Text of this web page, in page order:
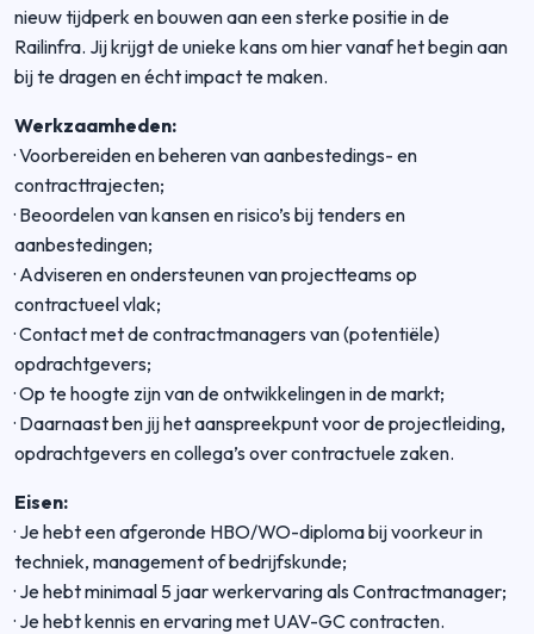
nieuw tijdperk en bouwen aan een sterke positie in de
Railinfra. Jij krijgt de unieke kans om hier vanaf het begin aan
bij te dragen en écht impact te maken.
Werkzaamheden:
·Voorbereiden en beheren van aanbestedings- en
contracttrajecten;
· Beoordelen van kansen en risico’s bij tenders en
aanbestedingen;
· Adviseren en ondersteunen van projectteams op
contractueel vlak;
·Contact met de contractmanagers van (potentiële)
opdrachtgevers;
·Op te hoogte zijn van de ontwikkelingen in de markt;
· Daarnaast ben jij het aanspreekpunt voor de projectleiding,
opdrachtgevers en collega’s over contractuele zaken.
Eisen:
· Je hebt een afgeronde HBO/WO-diploma bij voorkeur in
techniek, management of bedrijfskunde;
· Je hebt minimaal 5 jaar werkervaring als Contractmanager;
· Je hebt kennis en ervaring met UAV-GC contracten.